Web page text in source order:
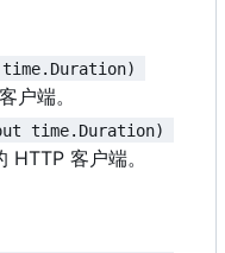
户端。
time.Duration)
HTTP 客户端。